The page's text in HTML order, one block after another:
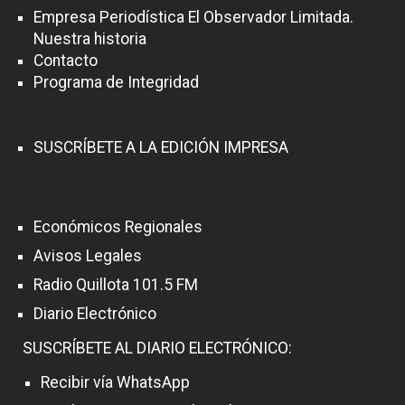
Empresa Periodística El Observador Limitada.
Nuestra historia
Contacto
Programa de Integridad
SUSCRÍBETE A LA EDICIÓN IMPRESA
Económicos Regionales
Avisos Legales
Radio Quillota 101.5 FM
Diario Electrónico
SUSCRÍBETE AL DIARIO ELECTRÓNICO:
Recibir vía WhatsApp